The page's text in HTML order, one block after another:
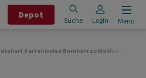
Depot
Suche Login Menu
Parteirivalen Burnham zu Wahlsieg